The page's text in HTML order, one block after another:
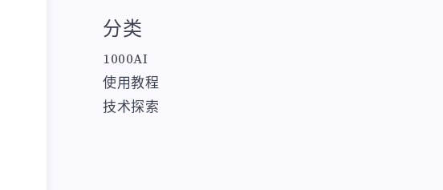
分类
1000AI
使用教程
技术探索